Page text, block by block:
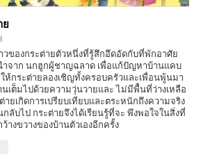
ย
าวของกระต่ายตัวหนึ่งที่รู้สึกอึดอัดกับที่พักอาศัย
จาก นกฮูกผู้ชาญฉลาด เพื่อแก้ปัญหาบ้านแคบ
ห้กระต่ายลองเชิญทั้งครอบครัวและเพื่อนพู้นมา
เต็มไปด้วยความวุ่นวายและ ไม่มีพื้นที่ว่างเหลือ
ายเกิดการเปรียบเทียบและตระหนักถึงความจริง
ลับไป กระต่ายจึงได้เรียนรู้ที่จะ พึงพอใจในสิ่งที่
างขวางของบ้านตัวเองอีกครั้ง